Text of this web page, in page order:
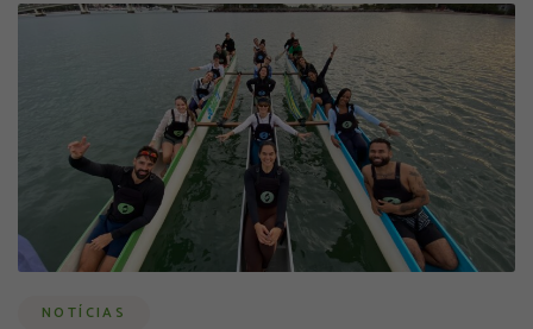
NOTÍCIAS